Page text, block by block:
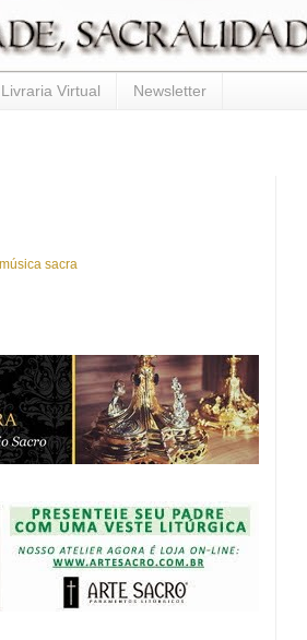
Livraria Virtual Newsletter
sacra